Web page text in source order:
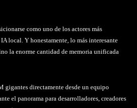
como uno de los actores más
local. Y honestamente, lo más interesante
la enorme cantidad de memoria unificada
gigantes directamente desde un equipo
el panorama para desarrolladores, creadores